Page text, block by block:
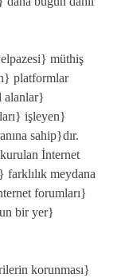
müthiş
platformlar
alanlar}
işleyen}
sahip}dır.
İnternet
meydana
forumları}
bir yer}
korunması}